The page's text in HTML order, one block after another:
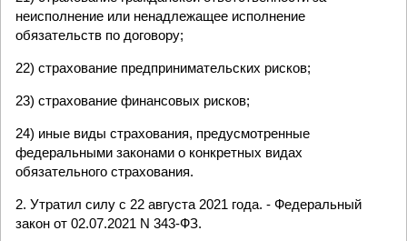
неисполнение или ненадлежащее исполнение
обязательств по договору;
22) страхование предпринимательских рисков;
23) страхование финансовых рисков;
24) иные виды страхования, предусмотренные
федеральными законами о конкретных видах
обязательного страхования.
2. Утратил силу с 22 августа 2021 года. - Федеральный
закон от 02.07.2021 N 343-ФЗ.